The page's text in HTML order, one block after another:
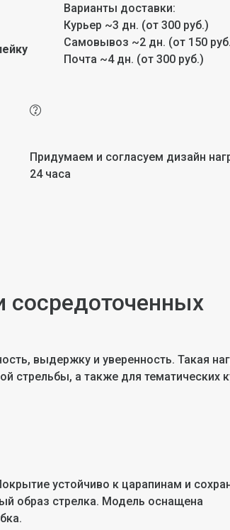
Варианты доставки:
Курьер ~3 дн. (от 300 руб.)
Самовывоз ~2 дн. (от 150
Почта ~4 дн. (от 300 руб.)
Придумаем и согласуем дизайн
24 часа
сосредоточенных
выдержку и уверенность. Такая
стрельбы, а также для тематических
устойчиво к царапинам и
образ стрелка. Модель оснащена